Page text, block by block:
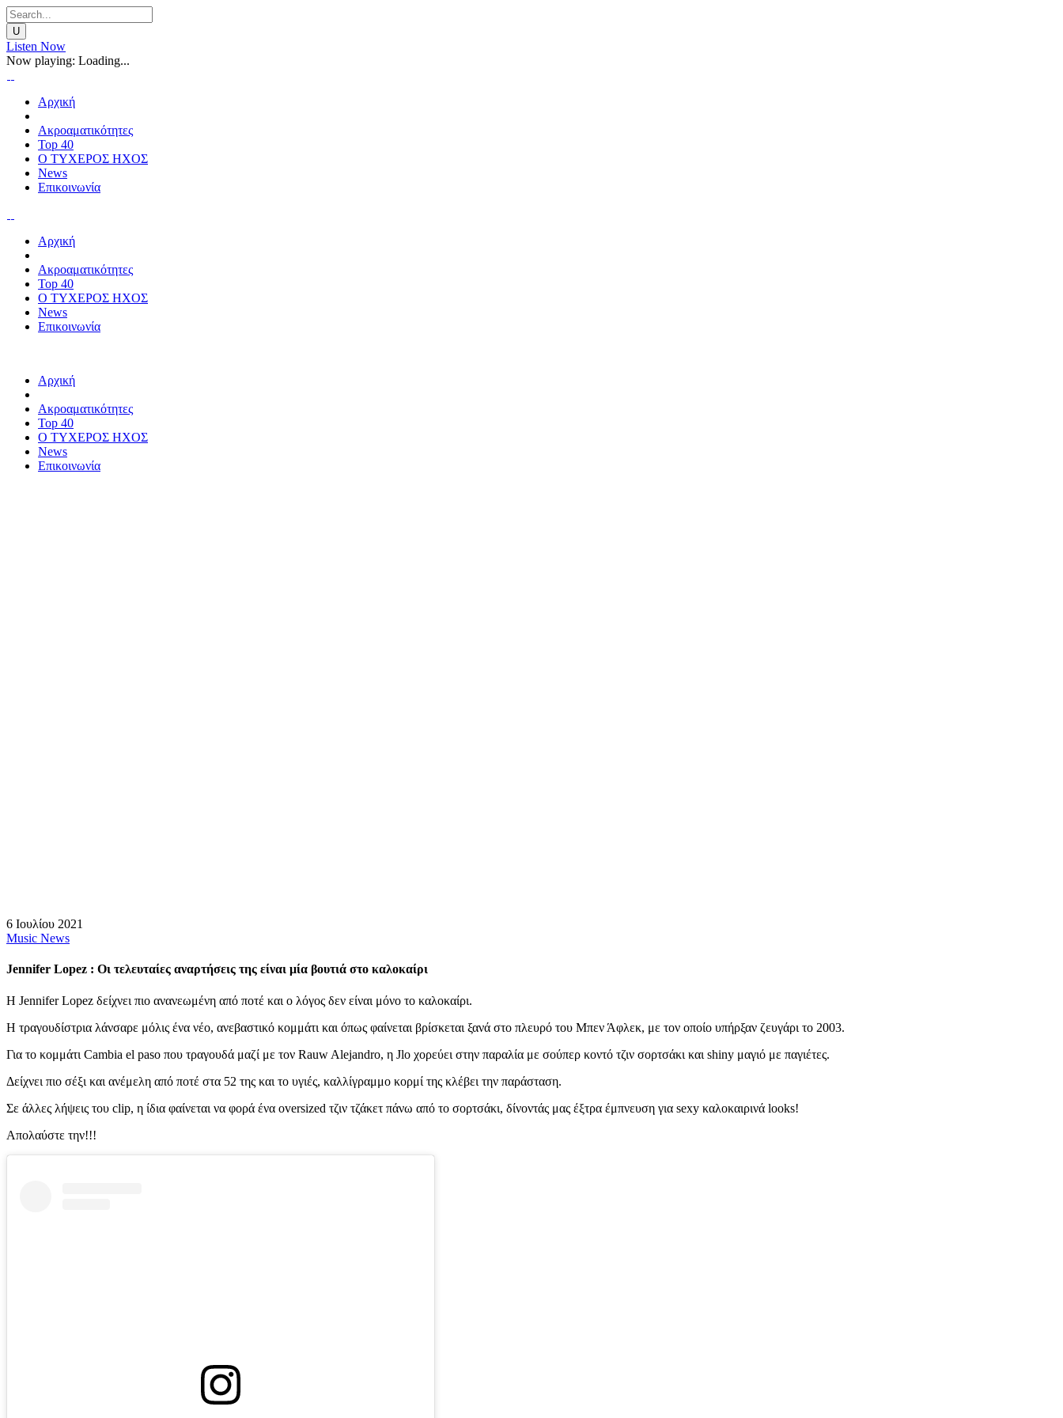
Listen Now
Now playing: Loading...
Αρχική
Ακροαματικότητες
Top 40
Ο ΤΥΧΕΡΟΣ ΗΧΟΣ
News
Επικοινωνία
Αρχική
Ακροαματικότητες
Top 40
Ο ΤΥΧΕΡΟΣ ΗΧΟΣ
News
Επικοινωνία
Αρχική
Ακροαματικότητες
Top 40
Ο ΤΥΧΕΡΟΣ ΗΧΟΣ
News
Επικοινωνία
6 Ιουλίου 2021
Music News
Jennifer Lopez : Οι τελευταίες αναρτήσεις της είναι μία βουτιά στο καλοκαίρι
H Jennifer Lopez δείχνει πιο ανανεωμένη από ποτέ και ο λόγος δεν είναι μόνο το καλοκαίρι.
Η τραγουδίστρια λάνσαρε μόλις ένα νέο, ανεβαστικό κομμάτι και όπως φαίνεται βρίσκεται ξανά στο πλευρό του Μπεν Άφλεκ, με τον οποίο υπήρξαν ζευγάρι το 2003.
Για το κομμάτι Cambia el paso που τραγουδά μαζί με τον Rauw Alejandro, η Jlo χορεύει στην παραλία με σούπερ κοντό τζιν σορτσάκι και shiny μαγιό με παγιέτες.
Δείχνει πιο σέξι και ανέμελη από ποτέ στα 52 της και το υγιές, καλλίγραμμο κορμί της κλέβει την παράσταση.
Σε άλλες λήψεις του clip, η ίδια φαίνεται να φορά ένα oversized τζιν τζάκετ πάνω από το σορτσάκι, δίνοντάς μας έξτρα έμπνευση για sexy καλοκαιρινά looks!
Απολαύστε την!!!